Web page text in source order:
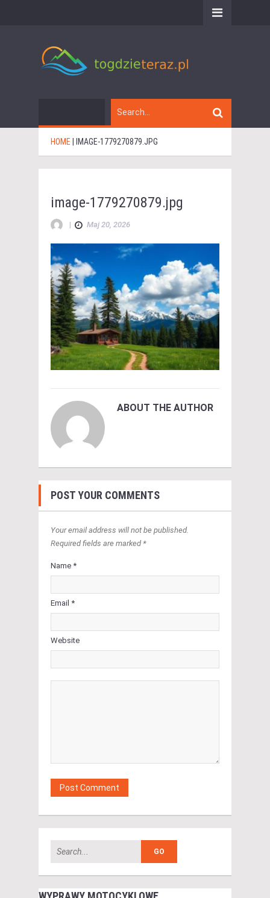
HOME IMAGE-1779270879.JPG
image-1779270879.jpg
| Maj 20, 2026
ABOUT THE AUTHOR
POST YOUR COMMENTS
Your email address will not be published.
Required fields are marked *
Name *
Email *
Website